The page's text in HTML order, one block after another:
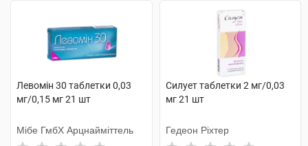
Левомін 30 таблетки 0,03
мг/0,15 мг 21 шт
Мібе ГмбХ Арцнайміттель
Силует таблетки 2 мг/0,03
мг 21 шт
Гедеон Ріхтер